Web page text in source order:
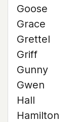
Goose
Grace
Grettel
Griff
Gunny
Gwen
Hall
Hamilton